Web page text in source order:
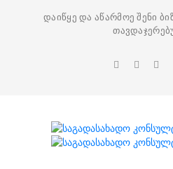
დაიწყე და აწარმოე შენი